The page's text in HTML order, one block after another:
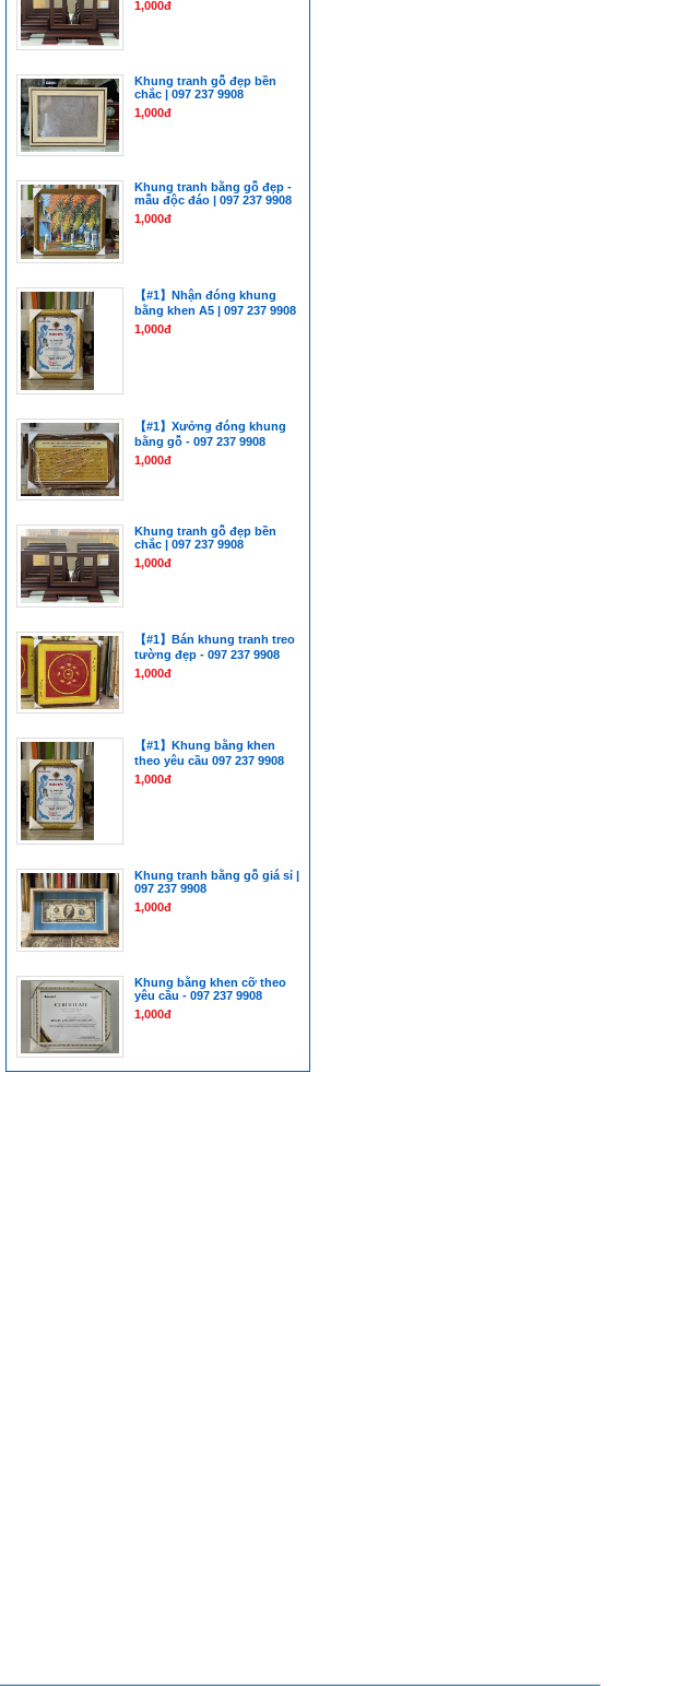
1,000đ
Khung tranh gỗ đẹp bền
chắc | 097 237 9908
1,000đ
Khung tranh bằng gỗ đẹp -
mẫu độc đáo | 097 237 9908
1,000đ
【#1】Nhận đóng khung
bằng khen A5 | 097 237 9908
1,000đ
【#1】Xưởng đóng khung
bằng gỗ - 097 237 9908
1,000đ
Khung tranh gỗ đẹp bền
chắc | 097 237 9908
1,000đ
【#1】Bán khung tranh treo
tường đẹp - 097 237 9908
1,000đ
【#1】Khung bằng khen
theo yêu cầu 097 237 9908
1,000đ
Khung tranh bằng gỗ giá sỉ |
097 237 9908
1,000đ
Khung bằng khen cỡ theo
yêu cầu - 097 237 9908
1,000đ